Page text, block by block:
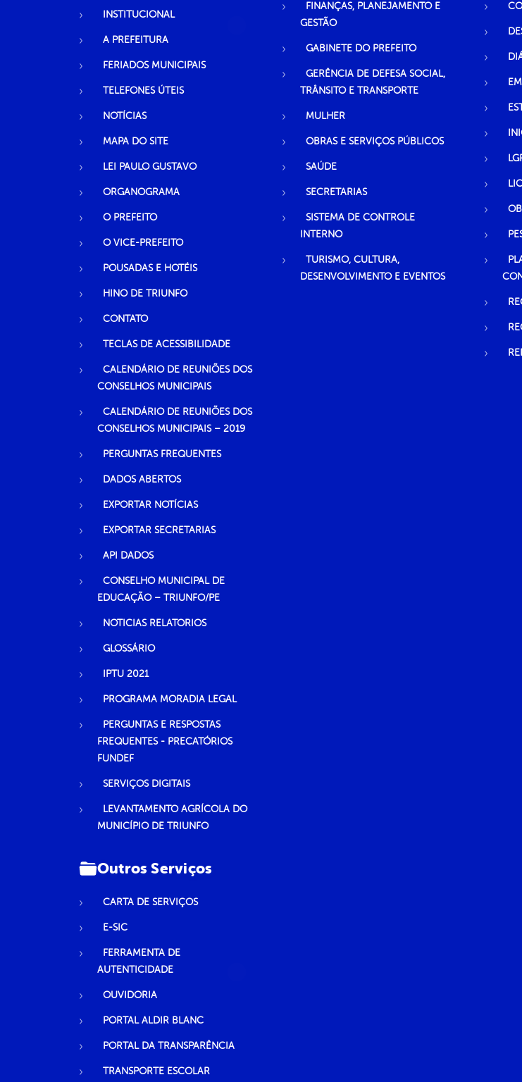
INSTITUCIONAL
A PREFEITURA
FERIADOS MUNICIPAIS
TELEFONES ÚTEIS
NOTÍCIAS
MAPA DO SITE
LEI PAULO GUSTAVO
ORGANOGRAMA
O PREFEITO
O VICE-PREFEITO
POUSADAS E HOTÉIS
HINO DE TRIUNFO
CONTATO
TECLAS DE ACESSIBILIDADE
CALENDÁRIO DE REUNIÕES DOS
CONSELHOS MUNICIPAIS
CALENDÁRIO DE REUNIÕES DOS
CONSELHOS MUNICIPAIS – 2019
PERGUNTAS FREQUENTES
DADOS ABERTOS
EXPORTAR NOTÍCIAS
EXPORTAR SECRETARIAS
API DADOS
CONSELHO MUNICIPAL DE
EDUCAÇÃO – TRIUNFO/PE
NOTICIAS RELATORIOS
GLOSSÁRIO
IPTU 2021
PROGRAMA MORADIA LEGAL
PERGUNTAS E RESPOSTAS
FREQUENTES - PRECATÓRIOS
FUNDEF
SERVIÇOS DIGITAIS
LEVANTAMENTO AGRÍCOLA DO
MUNICÍPIO DE TRIUNFO
FINANÇAS, PLANEJAMENTO E
GESTÃO
GABINETE DO PREFEITO
GERÊNCIA DE DEFESA SOCIAL,
TRÂNSITO E TRANSPORTE
MULHER
OBRAS E SERVIÇOS PÚBLICOS
SAÚDE
SECRETARIAS
SISTEMA DE CONTROLE
INTERNO
TURISMO, CULTURA,
DESENVOLVIMENTO E EVENTOS
Outros Serviços
CARTA DE SERVIÇOS
E-SIC
FERRAMENTA DE
AUTENTICIDADE
OUVIDORIA
PORTAL ALDIR BLANC
PORTAL DA TRANSPARÊNCIA
TRANSPORTE ESCOLAR